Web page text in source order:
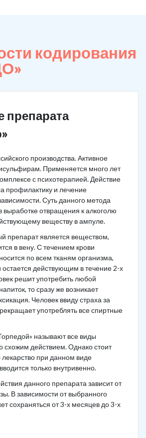
кодирования
препарата
производства. Активное
Применяется много лет
с психотерапией. Действие
профилактику и лечение
Суть данного метода
выработке отвращения к алкоголю
веществу в ампуле.
препарат является веществом,
в вену. С течением крови
по всем тканям организма,
остается действующим в течение 2-х
решит употребить любой
то сразу же возникает
Человек ввиду страха за
употреблять все спиртные
называют все виды
схожим действием. Однако стоит
лекарство при данном виде
только внутривенно.
данного препарата зависит от
В зависимости от выбранного
сохраняться от 3-х месяцев до 3-х